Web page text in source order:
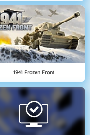
1941 Frozen Front